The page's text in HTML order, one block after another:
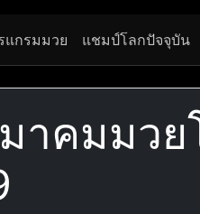
แกรมมวย แชมป์โลกปัจจุบัน
คมมวย